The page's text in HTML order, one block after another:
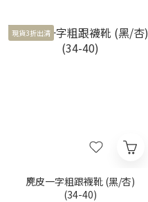
現貨3折出清
麂皮一字粗跟襪靴 (黑/杏)
(34-40)